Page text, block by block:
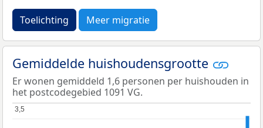
Toelichting Meer migratie
Gemiddelde huishoudensgrootte
Er wonen gemiddeld 1,6 personen per huishouden in
het postcodegebied 1091 VG.
3,5
3,5